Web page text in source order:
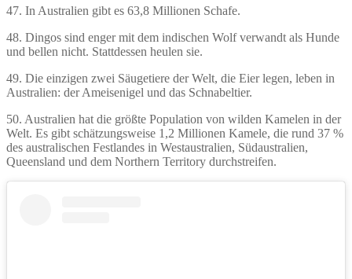
47. In Australien gibt es 63,8 Millionen Schafe.
48. Dingos sind enger mit dem indischen Wolf verwandt als Hunde
und bellen nicht. Stattdessen heulen sie.
49. Die einzigen zwei Säugetiere der Welt, die Eier legen, leben in
Australien: der Ameisenigel und das Schnabeltier.
50. Australien hat die größte Population von wilden Kamelen in der
Welt. Es gibt schätzungsweise 1,2 Millionen Kamele, die rund 37 %
des australischen Festlandes in Westaustralien, Südaustralien,
Queensland und dem Northern Territory durchstreifen.